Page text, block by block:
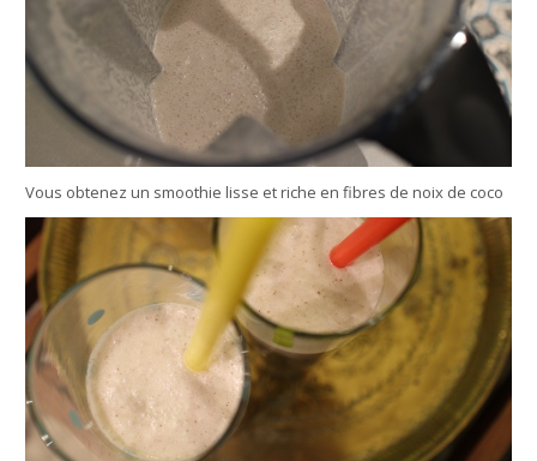
Vous obtenez un smoothie lisse et riche en fibres de noix de coco